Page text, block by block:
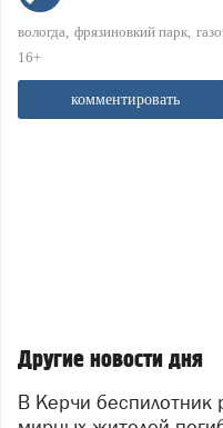
вологда фрязиновкий парк
16+
комментировать
Другие новости дня
В Керчи беспилотник рухнул на пятиэтажку: двое